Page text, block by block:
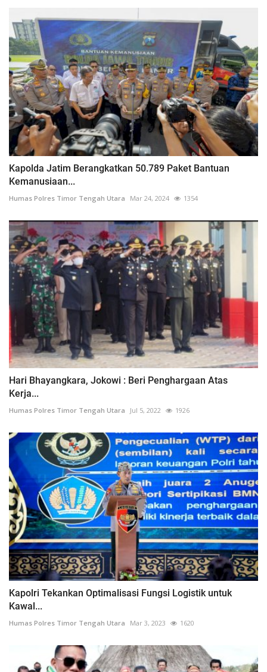
Kapolda Jatim Berangkatkan 50.789 Paket Bantuan
Kemanusiaan...
Humas Polres Timor Tengah Utara Mar 24, 2024 1354
Hari Bhayangkara, Jokowi : Beri Penghargaan Atas
Kerja...
Humas Polres Timor Tengah Utara Jul 5, 2022 1926
Kapolri Tekankan Optimalisasi Fungsi Logistik untuk
Kawal...
Humas Polres Timor Tengah Utara Mar 3, 2023 1620